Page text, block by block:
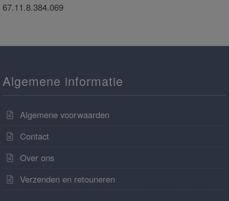
67.11.8.384.069
Algemene informatie
Algemene voorwaarden
Contact
Over ons
Verzenden en retouneren